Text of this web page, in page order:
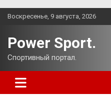
Перейти
Воскресенье, 9 августа, 2026
Power Sport.
Спортивный портал.